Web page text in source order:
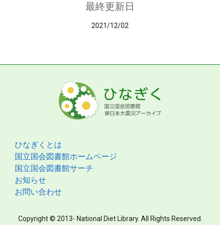
最終更新日
2021/12/02
ひなぎくとは
国立国会図書館ホームページ
国立国会図書館サーチ
お知らせ
お問い合わせ
Copyright © 2013- National Diet Library. All Rights Reserved.